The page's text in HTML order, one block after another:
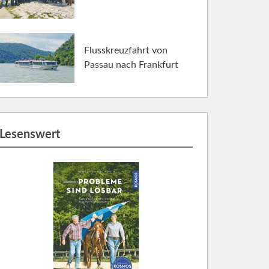
Flusskreuzfahrt von
Passau nach Frankfurt
Lesenswert